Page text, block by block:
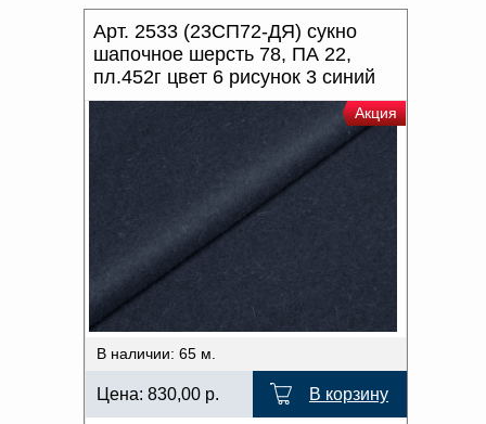
Арт. 2533 (23СП72-ДЯ) сукно
шапочное шерсть 78, ПА 22,
пл.452г цвет 6 рисунок 3 синий
Акция
В наличии: 65 м.
Цена: 830,00 р. В корзину